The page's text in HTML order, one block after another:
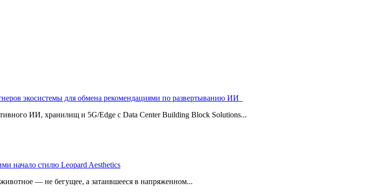
экосистемы для обмена рекомендациями по развертыванию ИИ
ИИ, хранилищ и 5G/Edge с Data Center Building Block Solutions...
начало стилю Leopard Aesthetics
— не бегущее, а затаившееся в напряженном...